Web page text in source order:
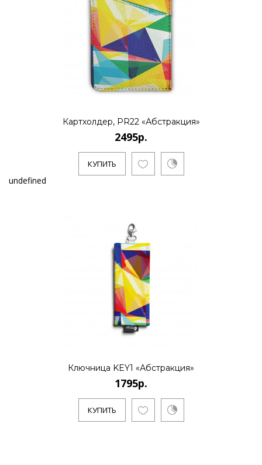
Картхолдер, PR22 «Абстракция»
2495р.
КУПИТЬ
undefined
Ключница KEY1 «Абстракция»
1795р.
КУПИТЬ